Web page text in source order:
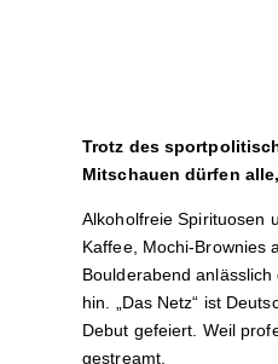
Trotz des
Mitschauen dürfen
Alkoholfreie Spirituosen
Kaffee, Mochi-Brownies
Boulderabend
hin. „Das Netz“ ist
Debut gefeiert. Weil
gestreamt.